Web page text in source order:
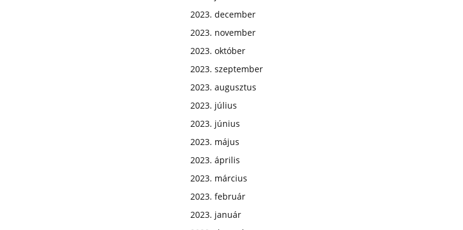
2023. december
2023. november
2023. október
2023. szeptember
2023. augusztus
2023. július
2023. június
2023. május
2023. április
2023. március
2023. február
2023. január